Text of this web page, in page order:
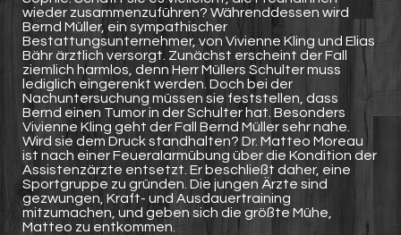
wieder zusammenzuführen? Währenddessen wird
Bernd Müller, ein sympathischer
Bestattungsunternehmer, von Vivienne Kling und Elias
Bähr ärztlich versorgt. Zunächst erscheint der Fall
ziemlich harmlos, denn Herr Müllers Schulter muss
lediglich eingerenkt werden. Doch bei der
Nachuntersuchung müssen sie feststellen, dass
Bernd einen Tumor in der Schulter hat. Besonders
Vivienne Kling geht der Fall Bernd Müller sehr nahe.
Wird sie dem Druck standhalten? Dr. Matteo Moreau
ist nach einer Feueralarmübung über die Kondition der
Assistenzärzte entsetzt. Er beschließt daher, eine
Sportgruppe zu gründen. Die jungen Ärzte sind
gezwungen, Kraft- und Ausdauertraining
mitzumachen, und geben sich die größte Mühe,
Matteo zu entkommen.